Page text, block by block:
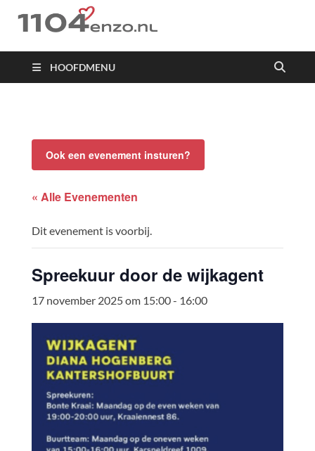
1104 en zo
HOOFDMENU
Ook een evenement insturen?
« Alle Evenementen
Dit evenement is voorbij.
Spreekuur door de wijkagent
17 november 2025 om 15:00- 16:00